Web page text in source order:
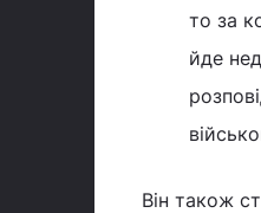
то за
йде
Він також